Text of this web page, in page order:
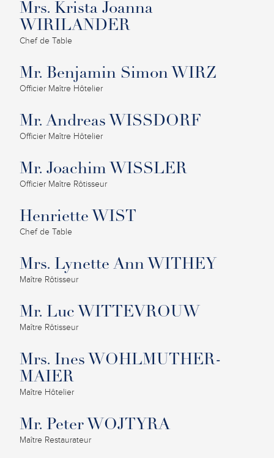
Mrs. Krista Joanna
WIRILANDER
Chef de Table
Mr. Benjamin Simon WIRZ
Officier Maître Hôtelier
Mr. Andreas WISSDORF
Officier Maître Hôtelier
Mr. Joachim WISSLER
Officier Maître Rôtisseur
Henriette WIST
Chef de Table
Mrs. Lynette Ann WITHEY
Maître Rôtisseur
Mr. Luc WITTEVROUW
Maître Rôtisseur
Mrs. Ines WOHLMUTHER-
MAIER
Maître Hôtelier
Mr. Peter WOJTYRA
Maître Restaurateur